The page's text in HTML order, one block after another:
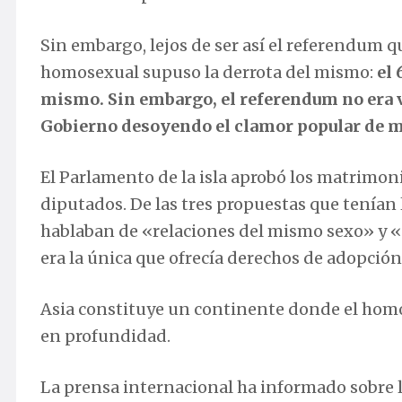
Sin embargo, lejos de ser así el referendum
homosexual supuso la derrota del mismo: el
mismo. Sin embargo, el referendum no
Gobierno desoyendo el clamor popular de
El Parlamento de la isla aprobó los
diputados. De las tres propuestas que
hablaban de «relaciones del mismo sexo» y
era la única que ofrecía derechos de
Asia constituye un continente donde el
en profundidad.
La prensa internacional ha informado sobre